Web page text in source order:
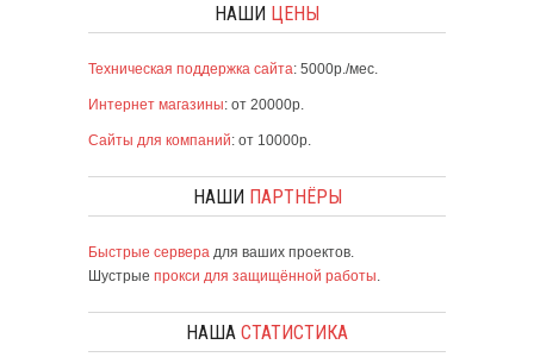
НАШИ ЦЕНЫ
Техническая поддержка сайта: 5000р./мес.
Интернет магазины: от 20000р.
Сайты для компаний: от 10000р.
НАШИ ПАРТНЁРЫ
Быстрые сервера для ваших проектов.
Шустрые прокси для защищённой работы
НАША СТАТИСТИКА